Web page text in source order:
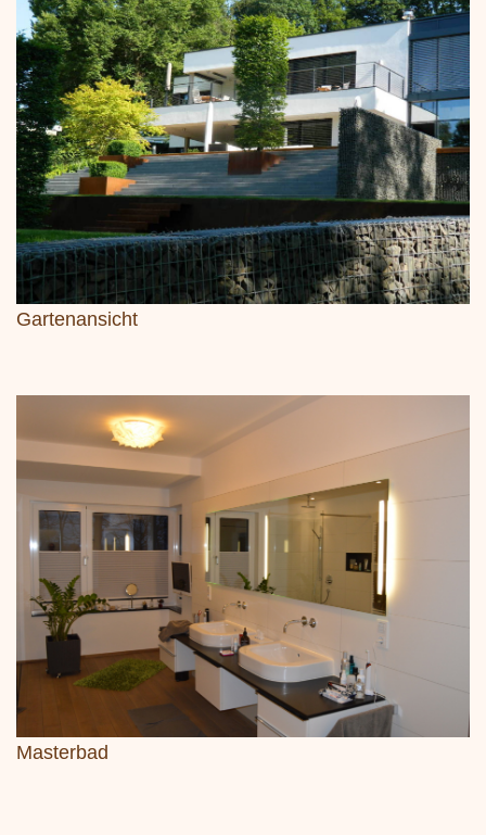
Gartenansicht
Masterbad